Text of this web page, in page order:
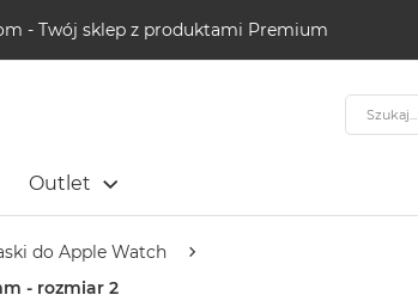
- Twój sklep z produktami Premium
Outlet
Szukaj
do Apple Watch
- rozmiar 2